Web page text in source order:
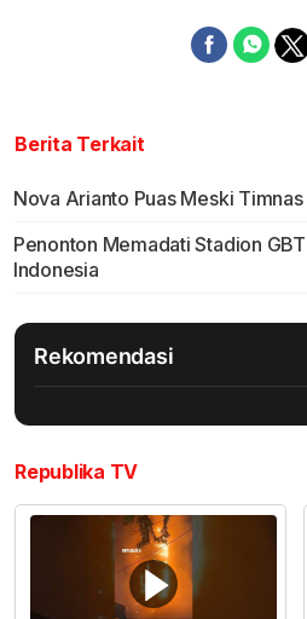
Berita Terkait
Nova Arianto Puas Meski
Penonton Memadati Stadion
Indonesia
Rekomendasi
Republika TV